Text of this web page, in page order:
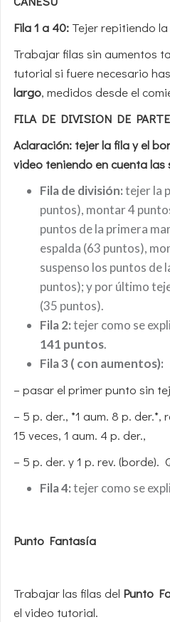
Fila 1 a 40: Tejer repitiendo
Trabajar filas sin aumentos
tutorial si fuere necesario
largo, medidos desde el
FILA DE DIVISION DE
Aclaración: tejer la fila y el
video teniendo en cuenta
Fila de división:tejer la
puntos), montar 4
puntos de la primera
espalda (63 puntos),
suspenso los puntos de
puntos); y por último
(35 puntos).
Fila 2:tejer como se
141 puntos.
Fila 3 ( con aumentos):
– pasar el primer punto sin
– 5 p. der., *1 aum. 8 p.
15 veces, 1 aum. 4 p. der.,
– 5 p. der. y 1 p. rev. (borde).
Fila 4:tejer como se
Punto Fantasía
Trabajar las filas del Punto
el video tutorial.